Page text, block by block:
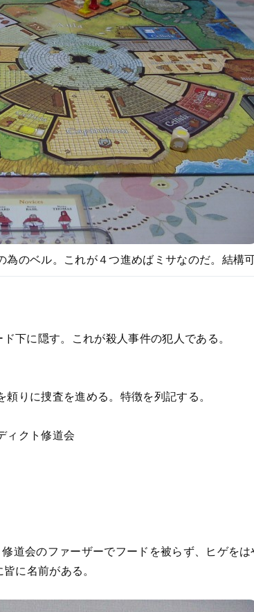
のベル。これが４つ進めばミサなのだ。結構
下に隠す。これが殺人事件の犯人である。
りに捜査を進める。特徴を列記する。
ィクト修道会
道会のファーザーでフードを被らず、ヒゲを
に名前がある。